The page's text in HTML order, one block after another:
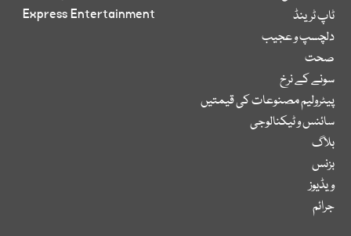
ٹاپ ٹرینڈ
دلچسپ و عجیب
صحت
سونے کے نرخ
پیٹرولیم مصنوعات کی قیمتیں
سائنس و ٹیکنالوجی
بلاگ
بزنس
ویڈیوز
جرائم
Express Entertainment